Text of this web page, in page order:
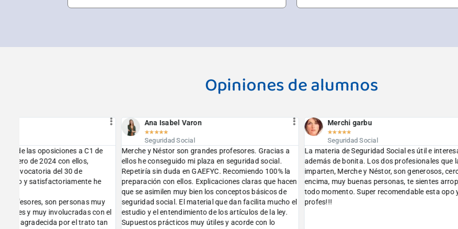
Opiniones de alumnos
Merche y Néstor son grandes profesores. Gracias a
ellos he conseguido mi plaza en seguridad social.
Repetiría sin duda en GAEFYC. Recomiendo 100% la
preparación con ellos. Explicaciones claras que hacen
que se asimilen muy bien los conceptos básicos de
seguridad social. El material que dan facilita mucho el
estudio y el entendimiento de los artículos de la ley.
Supuestos prácticos muy útiles y acorde con lo
La materia de Seguridad Social es útil e interesante,
además de bonita. Los dos profesionales que la
imparten, Merche y Néstor, son generosos, cercanos y
encima, muy buenas personas, te sientes arropada en
todo momento. Super recomendable esta opo y sus
profes!!!
He realizado la
Seguridad Social y
el temario muy bien,